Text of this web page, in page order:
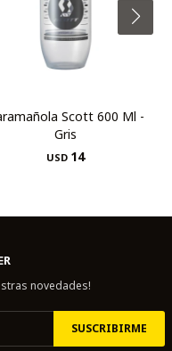
Scott 600 Ml -
Gris
USD 14
novedades!
SUSCRIBIRME